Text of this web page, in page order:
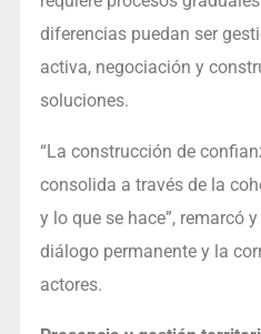
diferencias puedan ser
activa, negociación y
soluciones.
“La construcción de
consolida a través de la
y lo que se hace”, remarcó
diálogo permanente y la
actores.